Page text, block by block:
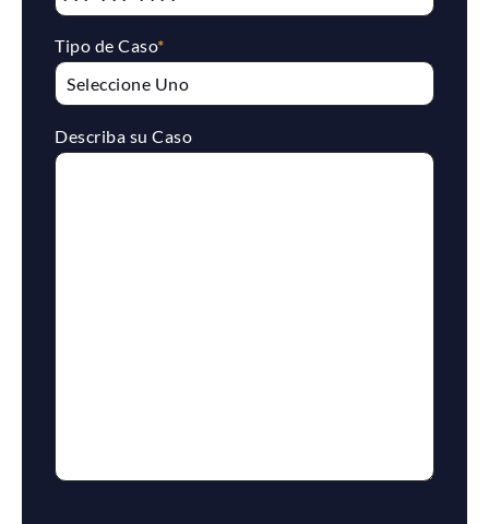
Tipo de Caso*
Describa su Caso